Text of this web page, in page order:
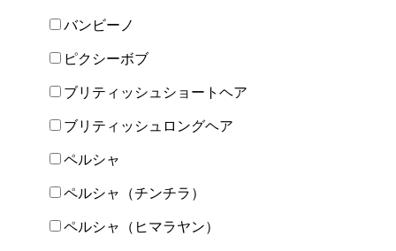
バンビーノ
ピクシーボブ
ブリティッシュショートヘア
ブリティッシュロングヘア
ペルシャ
ペルシャ（チンチラ）
ペルシャ（ヒマラヤン）